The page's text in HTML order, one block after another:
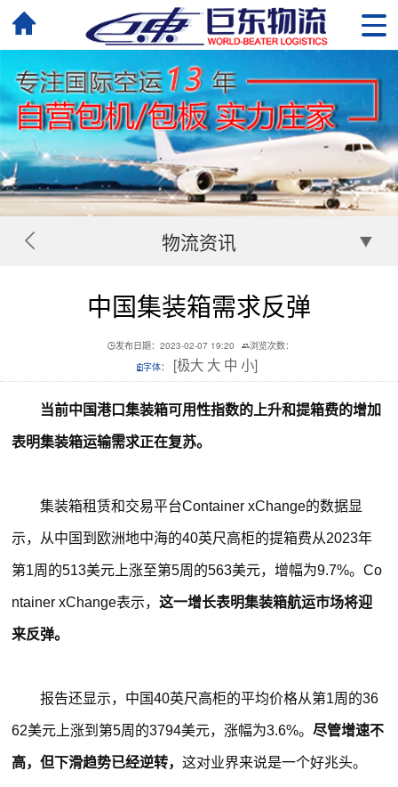
物流资讯
中国集装箱需求反弹
发布日期：2023-02-07 19:20
浏览次数：
字体：
[极大 大 中 小]
当前中国港口集装箱可用性指数的上升和提箱费的增加
表明集装箱运输需求正在复苏。
集装箱租赁和交易平台Container xChange的数据显
示，从中国到欧洲地中海的40英尺高柜的提箱费从2023年
第1周的513美元上涨至第5周的563美元，增幅为9.7%。Co
ntainer xChange表示，这一增长表明集装箱航运市场将迎
来反弹。
报告还显示，中国40英尺高柜的平均价格从第1周的36
62美元上涨到第5周的3794美元，涨幅为3.6%。尽管增速不
高，但下滑趋势已经逆转，这对业界来说是一个好兆头。